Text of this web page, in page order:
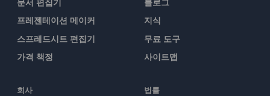
프레젠테이션 메이커
스프레드시트 편집기
가격 책정
지식
무료 도구
사이트맵
회사 법률